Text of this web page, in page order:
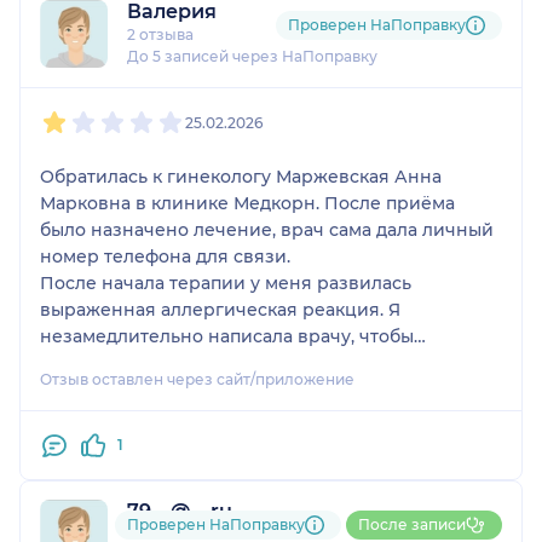
консультации у других специалистов, назначено
куча препаратов, в том числе сомнительных,
доверие к врачу и клинике, ужасное
недели. Бегите от этого врача, если дорожите
своими деньгами, самоуважением и адекватным
отношением к себе!
Валерия
2 отзыва
До 5 записей через НаПоправку
Проверен НаПоправку
25.02.2026
Обратилась к гинекологу Маржевская Анна
Марковна в клинике Медкорн. После приёма
было назначено лечение, врач сама дала личный
номер телефона для связи.
После начала терапии у меня развилась
выраженная аллергическая реакция. Я
незамедлительно написала врачу, чтобы
дальнейшие действия предпринять. Вместо
обратной связи я была просто заблокирована.
врачебной этики и ответственности за
назначенное лечение. Давать пациенту контакт
Отзыв оставлен через сайт/приложение
1
79....@....ru
2 отзыва
Проверен НаПоправку После записи